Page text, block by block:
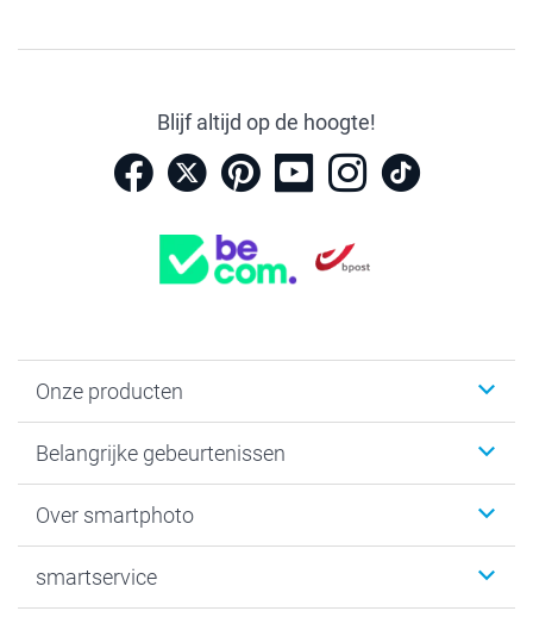
Blijf altijd op de hoogte!
Onze producten
Fotogeschenken
Fotoprints, Fotoposter & Fotoalbum met fotoprints
MyNameBook
Belangrijke gebeurtenissen
Baby
Communie- en Lentefeest
Over smartphoto
Duurzaamheid
smartservice